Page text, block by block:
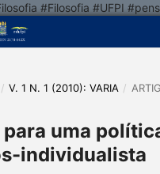
#Filosofia #UFPI
/ V. 1 N. 1 (2010): VARIA /
uma
individualista